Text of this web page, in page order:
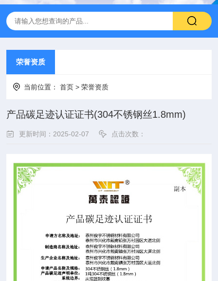
荣誉资质
当前位置：首页 >荣誉资质
产品碳足迹认证证书(304不锈钢丝1.8mm)
更新时间：2025-02-07 点击次数：